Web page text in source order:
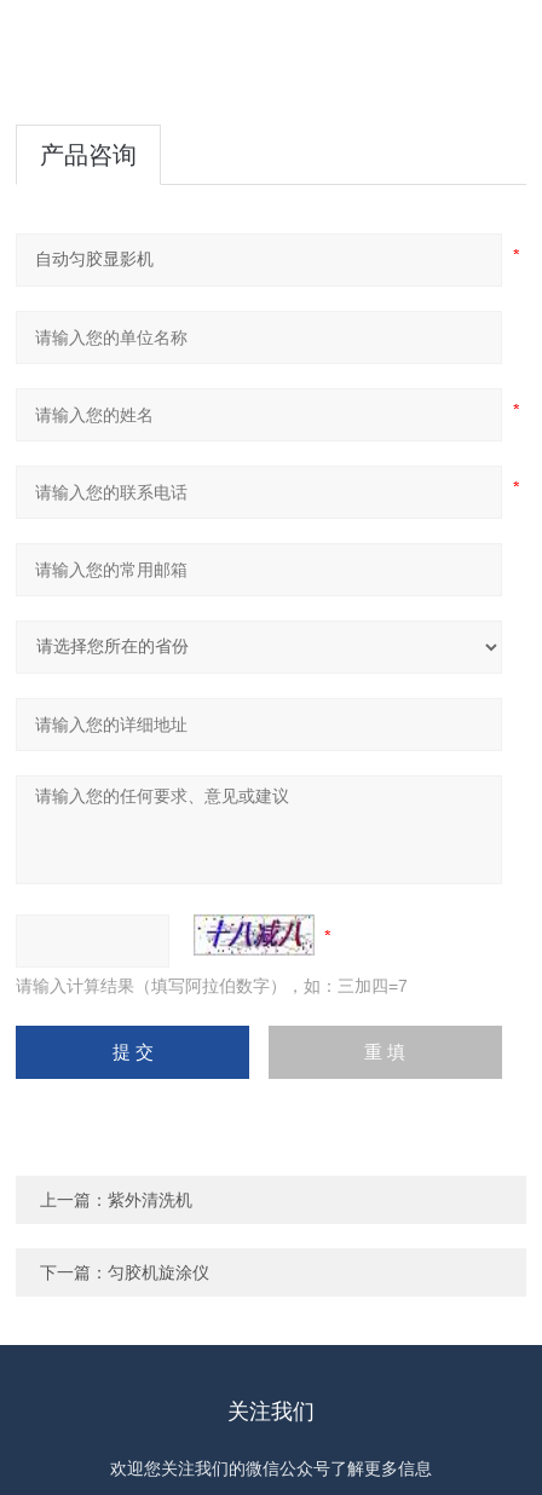
产品咨询
请输入计算结果（填写阿拉伯数字），如：三加四=7
上一篇：紫外清洗机
下一篇：匀胶机旋涂仪
关注我们
欢迎您关注我们的微信公众号了解更多信息